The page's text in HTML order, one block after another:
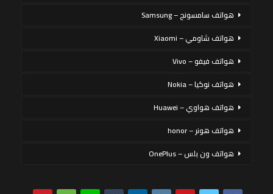
هواتف سامسونج – Samsung
هواتف شاومي – Xiaomi
هواتف فيفو – Vivo
هواتف نوكيا – Nokia
هواتف هواوي – Huawei
هواتف هونر – honor
هواتف ون بلس – OnePlus